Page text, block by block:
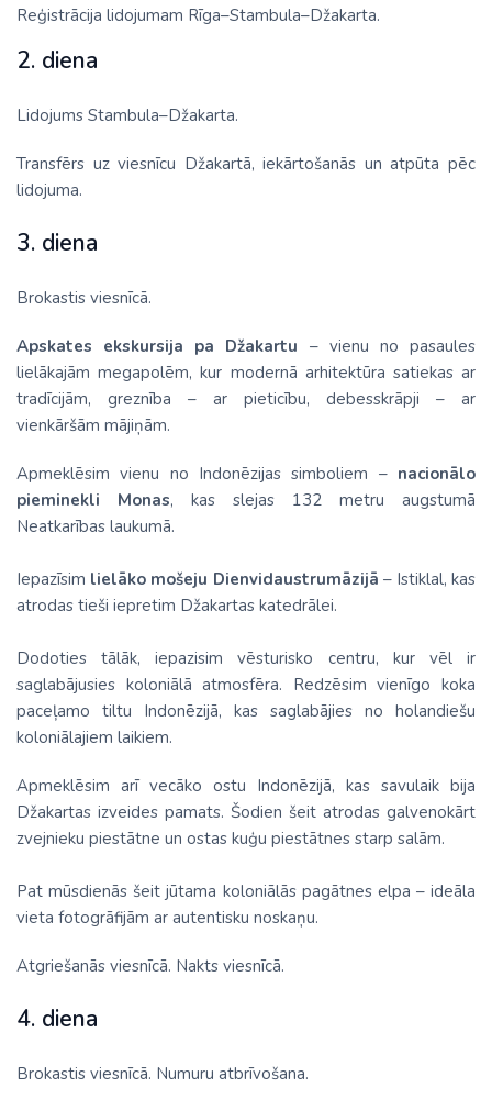
Reģistrācija lidojumam Rīga–Stambula–Džakarta.
2. diena
Lidojums Stambula–Džakarta.
Transfērs uz viesnīcu Džakartā, iekārtošanās un atpūta pēc
lidojuma.
3. diena
Brokastis viesnīcā.
Apskates ekskursija pa Džakartu – vienu no pasaules
lielākajām megapolēm, kur modernā arhitektūra satiekas ar
tradīcijām, greznība – ar pieticību, debesskrāpji – ar
vienkāršām mājiņām.
Apmeklēsim vienu no Indonēzijas simboliem –nacionālo
pieminekli Monas, kas slejas 132 metru augstumā
Neatkarības laukumā.
Iepazīsim lielāko mošeju Dienvidaustrumāzijā – Istiklal, kas
atrodas tieši iepretim Džakartas katedrālei.
Dodoties tālāk, iepazisim vēsturisko centru, kur vēl ir
saglabājusies koloniālā atmosfēra. Redzēsim vienīgo koka
paceļamo tiltu Indonēzijā, kas saglabājies no holandiešu
koloniālajiem laikiem.
Apmeklēsim arī vecāko ostu Indonēzijā, kas savulaik bija
Džakartas izveides pamats. Šodien šeit atrodas galvenokārt
zvejnieku piestātne un ostas kuģu piestātnes starp salām.
Pat mūsdienās šeit jūtama koloniālās pagātnes elpa – ideāla
vieta fotogrāfijām ar autentisku noskaņu.
Atgriešanās viesnīcā. Nakts viesnīcā.
4. diena
Brokastis viesnīcā. Numuru atbrīvošana.